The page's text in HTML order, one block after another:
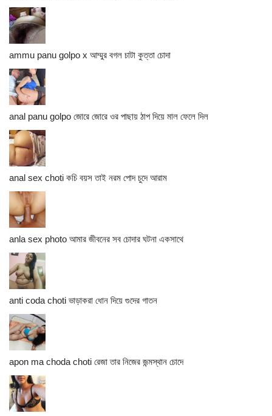
ammu panu golpo x আম্মুর বগল চাটা কুত্তা চোদা
anal panu golpo জোরে জোরে ওর পাছায় ঠাপ দিয়ে মাল ফেলে দিল
anal sex choti কচি বয়স তাই নরম পোদ চুদে আরাম
anla sex photo আমার জীবনের সব চোদার ঘটনা একসাথে
anti coda choti ভাড়াকরা ধোন দিয়ে গুদের গাতন
apon ma choda choti রেজা তার নিজের জন্মস্থান চোদে